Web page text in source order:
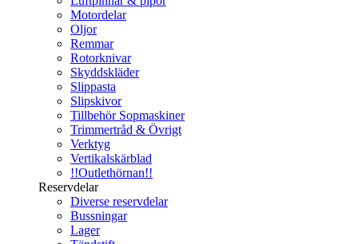
Motordelar
Oljor
Remmar
Rotorknivar
Skyddskläder
Slippasta
Slipskivor
Tillbehör Sopmaskiner
Trimmertråd & Övrigt
Verktyg
Vertikalskärblad
!!Outlethörnan!!
Reservdelar
Diverse reservdelar
Bussningar
Lager